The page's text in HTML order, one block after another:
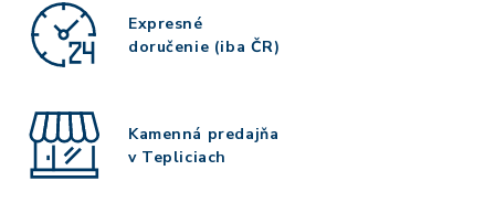
Expresné
doručenie (iba ČR)
Kamenná predajňa
v Tepliciach